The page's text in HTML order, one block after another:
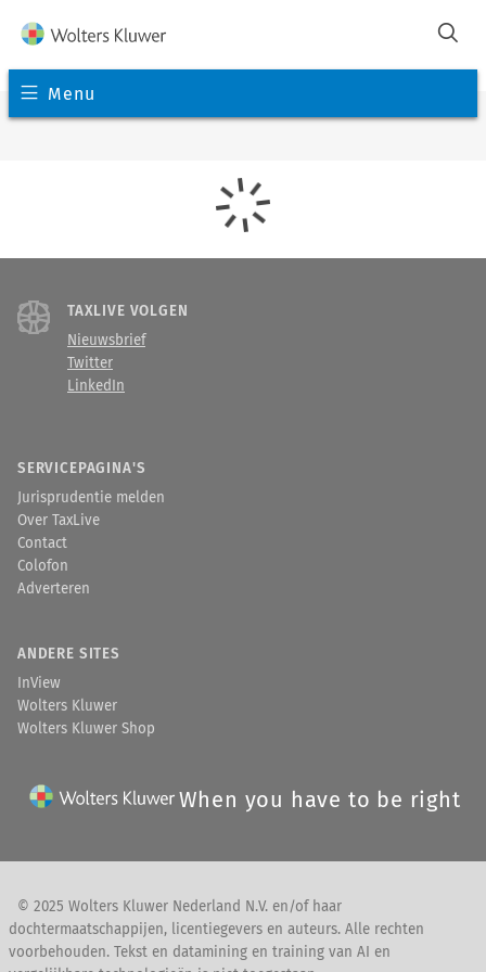
Menu
TAXLIVE VOLGEN
Nieuwsbrief
Twitter
LinkedIn
SERVICEPAGINA'S
Jurisprudentie melden
Over TaxLive
Contact
Colofon
Adverteren
ANDERE SITES
InView
Wolters Kluwer
Wolters Kluwer Shop
When you have to be right
© 2025 Wolters Kluwer Nederland N.V. en/of haar
dochtermaatschappijen, licentiegevers en auteurs. Alle rechten
voorbehouden. Tekst en datamining en training van AI en